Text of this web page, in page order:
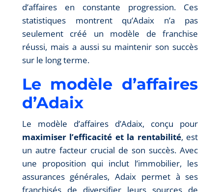
d’affaires en constante progression. Ces
statistiques montrent qu’Adaix n’a pas
seulement créé un modèle de franchise
réussi, mais a aussi su maintenir son succès
sur le long terme.
Le modèle d’affaires
d’Adaix
Le modèle d’affaires d’Adaix, conçu pour
maximiser l’efficacité et la rentabilité, est
un autre facteur crucial de son succès. Avec
une proposition qui inclut l’immobilier, les
assurances générales, Adaix permet à ses
franchisés de diversifier leurs sources de